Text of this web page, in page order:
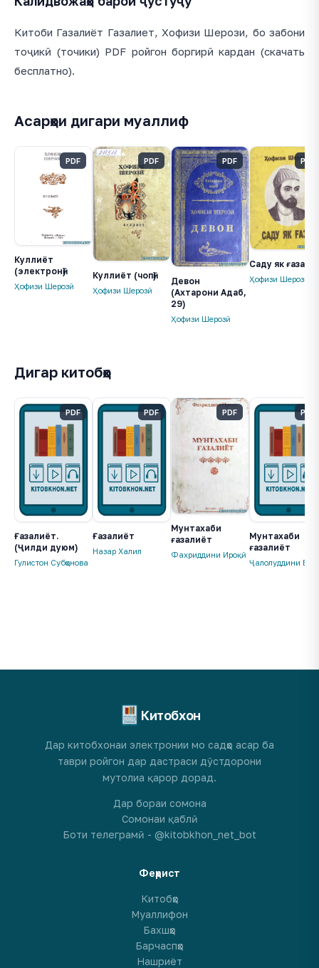
Китоби Газалиёт Газалиет, Хофизи Шерози, бо забони
тоҷикӣ (точики) PDF ройгон боргирӣ кардан (скачать
бесплатно).
Асарҳои дигари муаллиф
PDF
Куллиёт
(электронӣ)
Ҳофизи Шерозӣ
PDF
Куллиёт (чопӣ)
Ҳофизи Шерозӣ
PDF
Девон
(Ахтарони Адаб,
29)
Ҳофизи Шерозӣ
PDF
Саду як ғазал
Ҳофизи Шерозӣ
Дигар китобҳо
PDF
Ғазалиёт.
(Ҷилди дуюм)
Гулистон Субҳонова
PDF
Ғазалиёт
Назар Халил
PDF
Мунтахаби
ғазалиёт
Фахриддини Ироқӣ
PDF
Мунтахаби
ғазалиёт
Ҷалолуддини
Китобхон
Дар китобхонаи электронии мо садҳо асар ба
таври ройгон дар дастраси дӯстдорони
мутолиа қарор дорад.
Дар бораи сомона
Сомонаи қаблӣ
Боти телеграмӣ - @kitobkhon_net_bot
Феҳрист
Китобҳо
Муаллифон
Бахшҳо
Барчаспҳо
Нашриёт